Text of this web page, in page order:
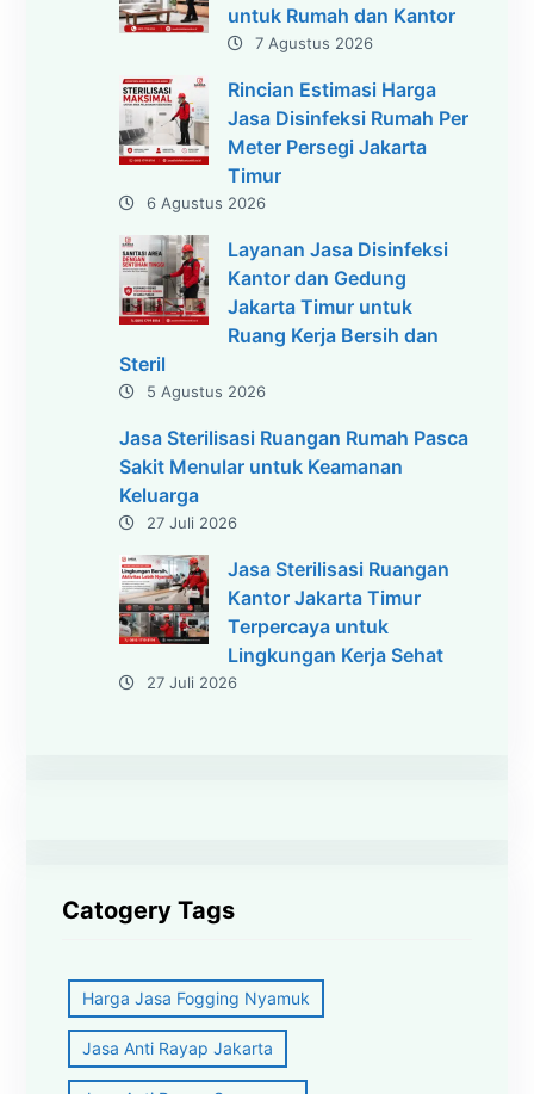
untuk Rumah dan Kantor
7 Agustus 2026
Rincian Estimasi Harga
Jasa Disinfeksi Rumah Per
Meter Persegi Jakarta
Timur
6 Agustus 2026
Layanan Jasa Disinfeksi
Kantor dan Gedung
Jakarta Timur untuk
Ruang Kerja Bersih dan
Steril
5 Agustus 2026
Jasa Sterilisasi Ruangan Rumah Pasca
Sakit Menular untuk Keamanan
Keluarga
27 Juli 2026
Jasa Sterilisasi Ruangan
Kantor Jakarta Timur
Terpercaya untuk
Lingkungan Kerja Sehat
27 Juli 2026
Catogery Tags
Harga Jasa Fogging Nyamuk
Jasa Anti Rayap Jakarta